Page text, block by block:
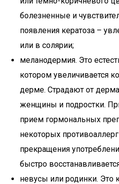
болезненные и
появления кератоза –
или в солярии;
меланодермия. Это
котором увеличивается
дерме. Страдают от
женщины и подростки.
прием гормональных
некоторых
прекращения
быстро
невусы или родинки. Это